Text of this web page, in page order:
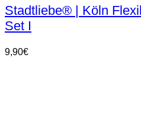
Stadtliebe® | Köln
Set I
9,90€